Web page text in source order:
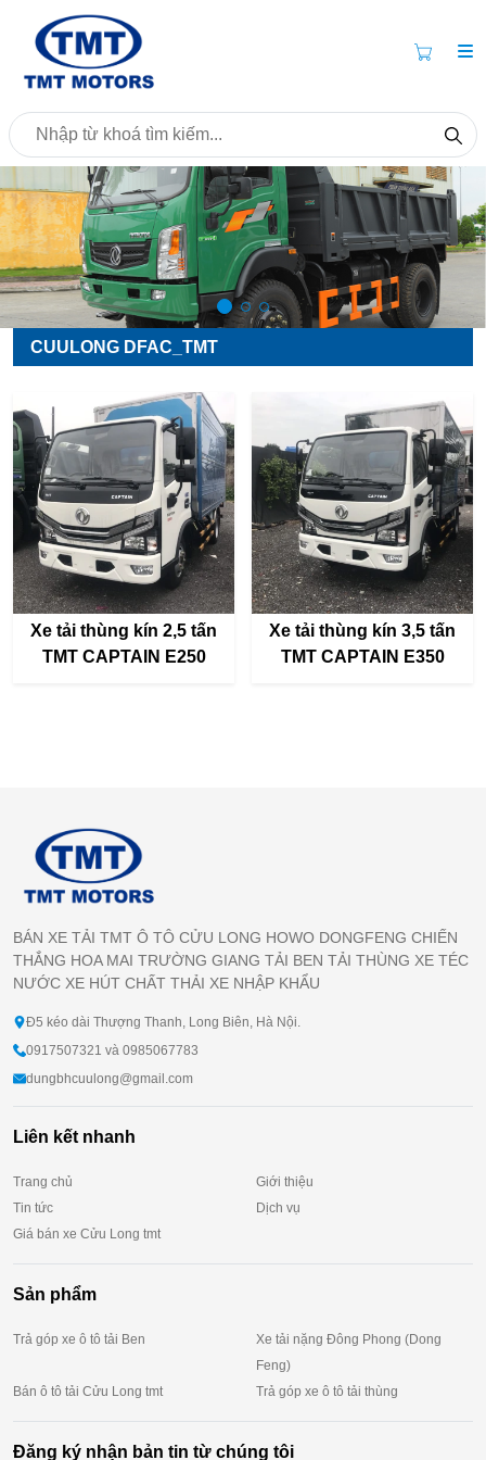
CUULONG DFAC_TMT
Xe tải thùng kín 2,5 tấn
TMT CAPTAIN E250
Xe tải thùng kín 3,5 tấn
TMT CAPTAIN E350
BÁN XE TẢI TMT Ô TÔ CỬU LONG HOWO DONGFENG CHIẾN
THẮNG HOA MAI TRƯỜNG GIANG TẢI BEN TẢI THÙNG XE TÉC
NƯỚC XE HÚT CHẤT THẢI XE NHẬP KHẨU
Đ5 kéo dài Thượng Thanh, Long Biên, Hà Nội.
0917507321 và 0985067783
dungbhcuulong@gmail.com
Liên kết nhanh
Trang chủ
Giới thiệu
Tin tức
Dịch vụ
Giá bán xe Cửu Long tmt
Sản phẩm
Trả góp xe ô tô tải Ben
Xe tải nặng Đông Phong (Dong
Feng)
Bán ô tô tải Cửu Long tmt
Trả góp xe ô tô tải thùng
Đăng ký nhận bản tin từ chúng tôi